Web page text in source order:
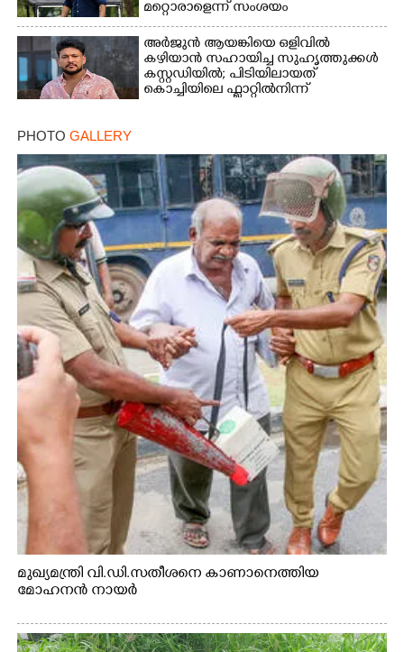
മറ്റൊരാളെന്ന് സംശയം
അർജുൻ ആയങ്കിയെ ഒളിവിൽ
കഴിയാൻ സഹായിച്ച സുഹൃത്തുക്കൾ
കസ്റ്റഡിയിൽ; പിടിയിലായത്
കൊച്ചിയിലെ ഫ്ലാറ്റിൽനിന്ന്
PHOTO GALLERY
മുഖ്യമന്ത്രി വി.ഡി.സതീശനെ കാണാനെത്തിയ
മോഹനൻ നായർ